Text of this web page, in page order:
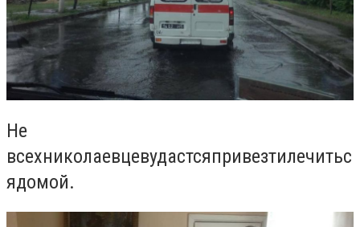
Не
всехниколаевцевудастсяпривезтилечитьс
ядомой.